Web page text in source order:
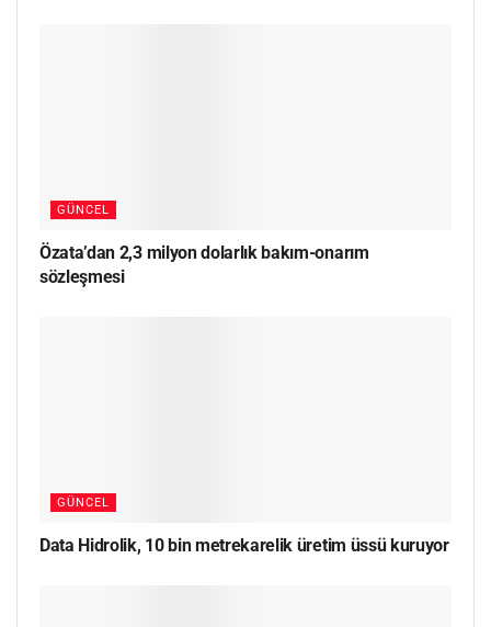
GÜNCEL
Özata’dan 2,3 milyon dolarlık bakım-onarım
sözleşmesi
GÜNCEL
Data Hidrolik, 10 bin metrekarelik üretim üssü kuruyor